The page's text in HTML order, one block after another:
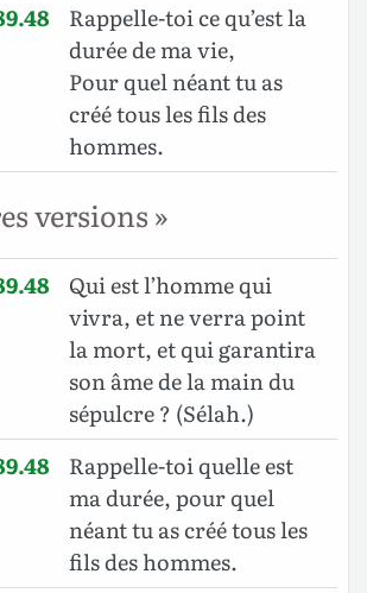
Rappelle-toi ce qu’est la
durée de ma vie,
Pour quel néant tu as
créé tous les fils des
hommes.
versions »
Qui est l’homme qui
vivra, et ne verra point
la mort, et qui garantira
son âme de la main du
sépulcre ? (Sélah.)
Rappelle-toi quelle est
ma durée, pour quel
néant tu as créé tous les
fils des hommes.